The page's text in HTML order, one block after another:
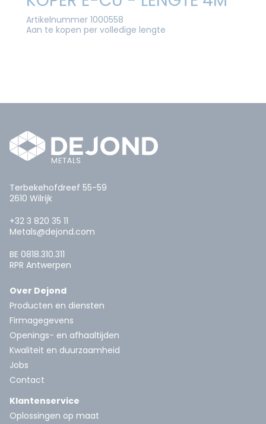
Artikelnummer 1000558
Aan te kopen per volledige lengte
Terbekehofdreef 55-59
2610 Wilrijk
+32 3 820 35 11
Metals@dejond.com
BE 0818.310.311
RPR Antwerpen
Over Dejond
Producten en diensten
Firmagegevens
Openings- en afhaaltijden
Kwaliteit en duurzaamheid
Jobs
Contact
Klantenservice
Oplossingen op maat